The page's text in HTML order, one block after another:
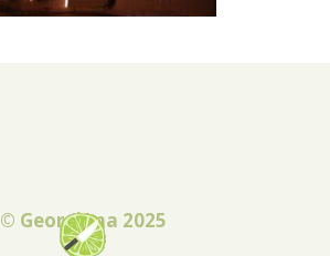
© Georgiana 2025